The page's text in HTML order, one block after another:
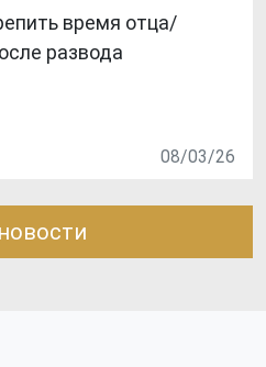
время отца/
развода
08/03/26